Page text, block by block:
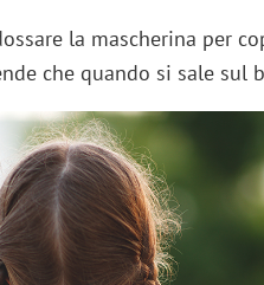
la mascherina per
che quando si sale sul